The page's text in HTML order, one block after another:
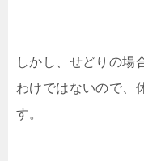
しかし、せどりの場
わけではないので、
す。